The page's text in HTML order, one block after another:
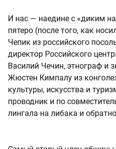
И нас — наедине с «диким
пятеро (после того, как
Чепик из российского
директор Российского
Василий Чечин, этнограф и
Жюстен Кимпалу из
культуры, искусства и
проводник и по
лингала на либака и